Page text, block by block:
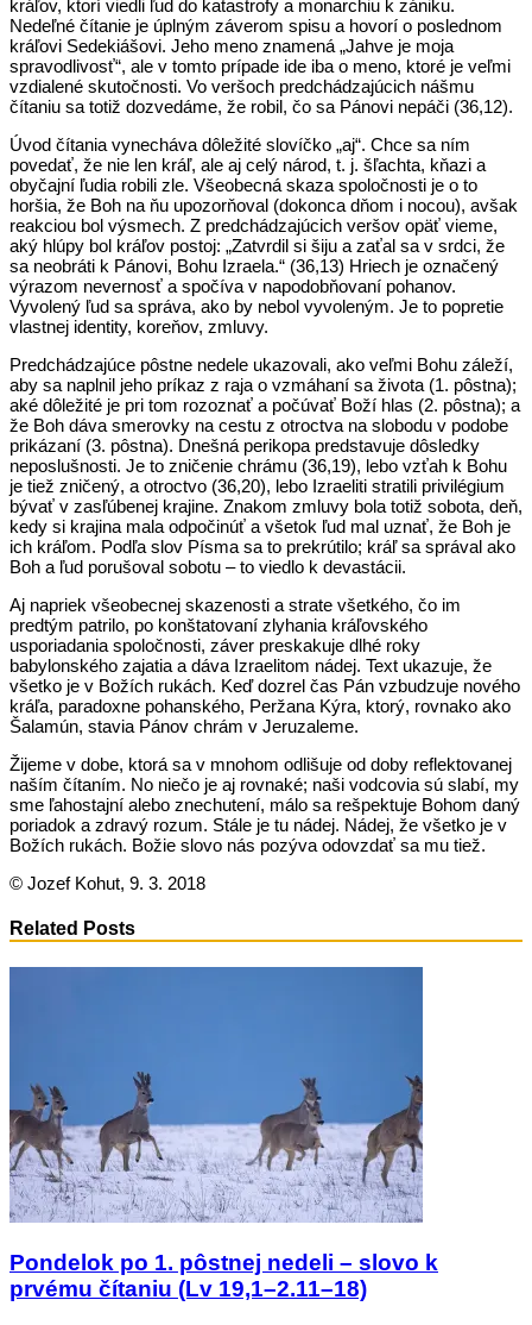
kráľov, ktorí viedli ľud do katastrofy a monarchiu k zániku.
Nedeľné čítanie je úplným záverom spisu a hovorí o poslednom
kráľovi Sedekiášovi. Jeho meno znamená „Jahve je moja
spravodlivosť“, ale v tomto prípade ide iba o meno, ktoré je veľmi
vzdialené skutočnosti. Vo veršoch predchádzajúcich nášmu
čítaniu sa totiž dozvedáme, že robil, čo sa Pánovi nepáči (36,12).
Úvod čítania vynecháva dôležité slovíčko „aj“. Chce sa ním
povedať, že nie len kráľ, ale aj celý národ, t. j. šľachta, kňazi a
obyčajní ľudia robili zle. Všeobecná skaza spoločnosti je o to
horšia, že Boh na ňu upozorňoval (dokonca dňom i nocou), avšak
reakciou bol výsmech. Z predchádzajúcich veršov opäť vieme,
aký hlúpy bol kráľov postoj: „Zatvrdil si šiju a zaťal sa v srdci, že
sa neobráti k Pánovi, Bohu Izraela.“ (36,13) Hriech je označený
výrazom nevernosť a spočíva v napodobňovaní pohanov.
Vyvolený ľud sa správa, ako by nebol vyvoleným. Je to popretie
vlastnej identity, koreňov, zmluvy.
Predchádzajúce pôstne nedele ukazovali, ako veľmi Bohu záleží,
aby sa naplnil jeho príkaz z raja o vzmáhaní sa života (1. pôstna);
aké dôležité je pri tom rozoznať a počúvať Boží hlas (2. pôstna); a
že Boh dáva smerovky na cestu z otroctva na slobodu v podobe
prikázaní (3. pôstna). Dnešná perikopa predstavuje dôsledky
neposlušnosti. Je to zničenie chrámu (36,19), lebo vzťah k Bohu
je tiež zničený, a otroctvo (36,20), lebo Izraeliti stratili privilégium
bývať v zasľúbenej krajine. Znakom zmluvy bola totiž sobota, deň,
kedy si krajina mala odpočinúť a všetok ľud mal uznať, že Boh je
ich kráľom. Podľa slov Písma sa to prekrútilo; kráľ sa správal ako
Boh a ľud porušoval sobotu – to viedlo k devastácii.
Aj napriek všeobecnej skazenosti a strate všetkého, čo im
predtým patrilo, po konštatovaní zlyhania kráľovského
usporiadania spoločnosti, záver preskakuje dlhé roky
babylonského zajatia a dáva Izraelitom nádej. Text ukazuje, že
všetko je v Božích rukách. Keď dozrel čas Pán vzbudzuje nového
kráľa, paradoxne pohanského, Peržana Kýra, ktorý, rovnako ako
Šalamún, stavia Pánov chrám v Jeruzaleme.
Žijeme v dobe, ktorá sa v mnohom odlišuje od doby reflektovanej
naším čítaním. No niečo je aj rovnaké; naši vodcovia sú slabí, my
sme ľahostajní alebo znechutení, málo sa rešpektuje Bohom daný
poriadok a zdravý rozum. Stále je tu nádej. Nádej, že všetko je v
Božích rukách. Božie slovo nás pozýva odovzdať sa mu tiež.
© Jozef Kohut, 9. 3. 2018
Related Posts
Pondelok po 1. pôstnej nedeli – slovo k
prvému čítaniu (Lv 19,1–2.11–18)